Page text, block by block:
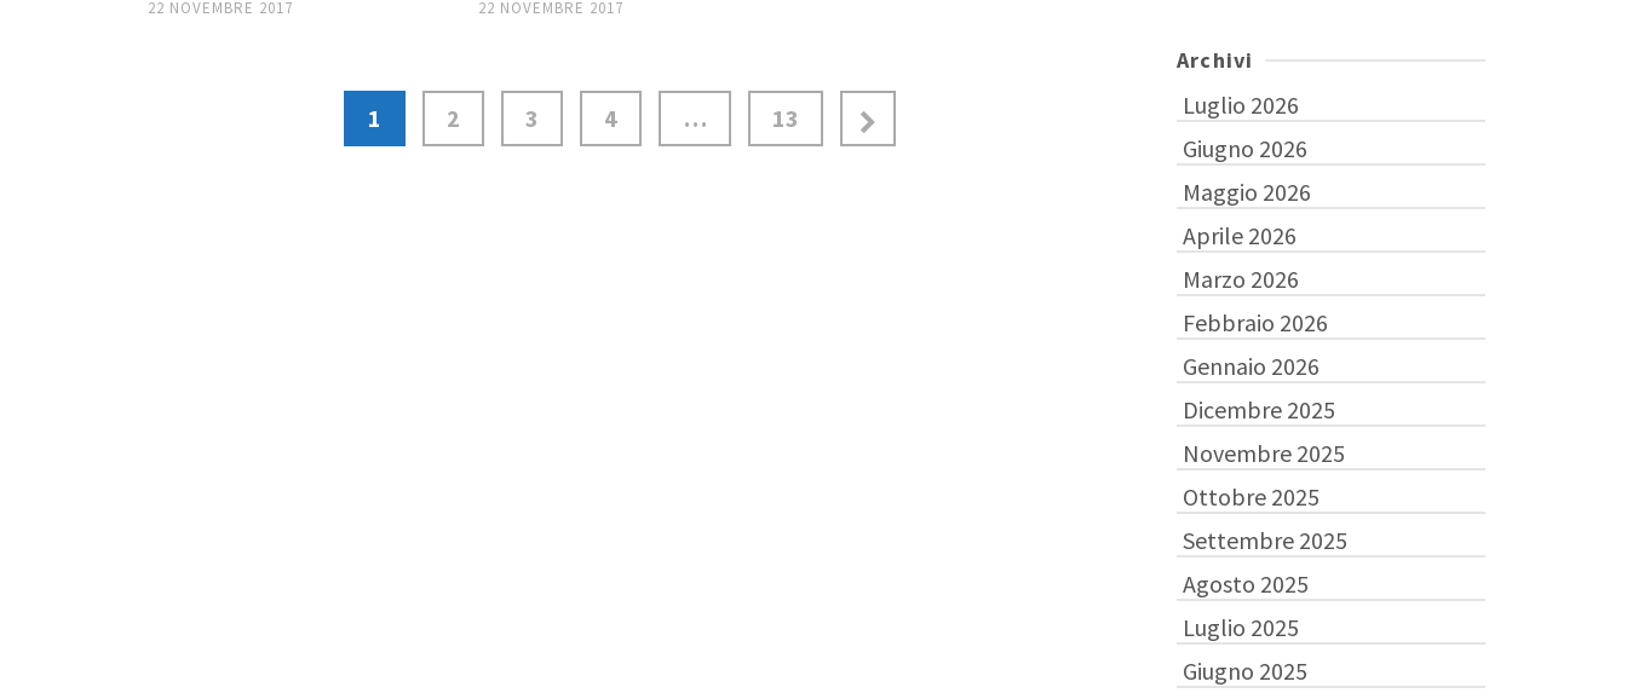
22 NOVEMBRE 2017 22 NOVEMBRE 2017
1 2 3 4 … 13
Archivi
Luglio 2026
Giugno 2026
Maggio 2026
Aprile 2026
Marzo 2026
Febbraio 2026
Gennaio 2026
Dicembre 2025
Novembre 2025
Ottobre 2025
Settembre 2025
Agosto 2025
Luglio 2025
Giugno 2025